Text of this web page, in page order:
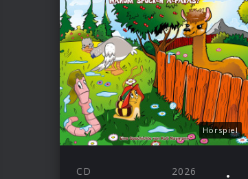
Hörspiel
CD 2026